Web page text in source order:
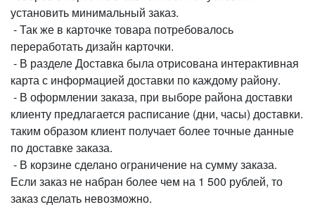
установить минимальный заказ.
- Так же в карточке товара потребовалось
переработать дизайн карточки.
- В разделе Доставка была отрисована интерактивная
карта с информацией доставки по каждому району.
- В оформлении заказа, при выборе района доставки
клиенту предлагается расписание (дни, часы) доставки.
таким образом клиент получает более точные данные
по доставке заказа.
- В корзине сделано ограничение на сумму заказа.
Если заказ не набран более чем на 1 500 рублей, то
заказ сделать невозможно.